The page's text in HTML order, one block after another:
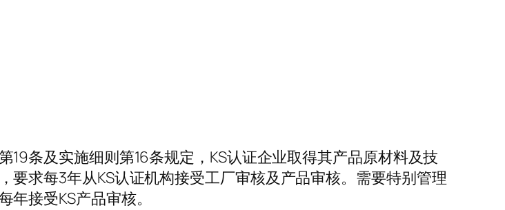
19条及实施细则第16条规定，KS认证企业取得其产品原材料及技
要求每3年从KS认证机构接受工厂审核及产品审核。需要特别管理
年接受KS产品审核。